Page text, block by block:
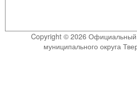
Copyright © 2026 Официальный
муниципального округа